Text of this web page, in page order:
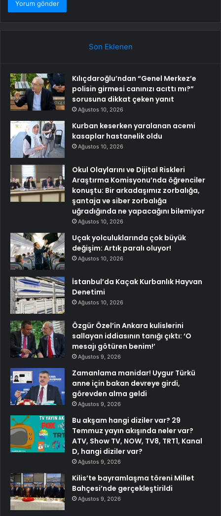
Son Eklenen
Kılıçdaroğlu’ndan “Genel Merkez’e
polisin girmesi canınızı acıttı mı?”
sorusuna dikkat çeken yanıt
Ağustos 10, 2026
Kurban keserken yaralanan acemi
kasaplar hastanelik oldu
Ağustos 10, 2026
Okul Olaylarını ve Dijital Riskleri
Araştırma Komisyonu’nda öğrenciler
konuştu: Bir arkadaşımız zorbalığa,
şantaja ve siber zorbalığa
uğradığında ne yapacağını bilemiyor
Ağustos 10, 2026
Uçak yolculuklarında çok büyük
değişim: Artık paralı oluyor!
Ağustos 10, 2026
İstanbul’da Kaçak Kurbanlık Hayvan
Denetimi
Ağustos 10, 2026
Özgür Özel’in Ankara kulislerini
sallayan iddiasının tanığı çıktı: ‘O
mesajı götüren benim!’
Ağustos 9, 2026
Zamanlama manidar! Uygur Türkü
anne için bakan devreye girdi,
görevden alma geldi
Ağustos 9, 2026
Bu akşam hangi diziler var? 29
Temmuz yayın akışında neler var?
ATV, Show TV, NOW, TV8, TRT1, Kanal
D, hangi diziler var?
Ağustos 9, 2026
Kilis’te bayramlaşma töreni Millet
Bahçesi’nde gerçekleştirildi
Ağustos 9, 2026